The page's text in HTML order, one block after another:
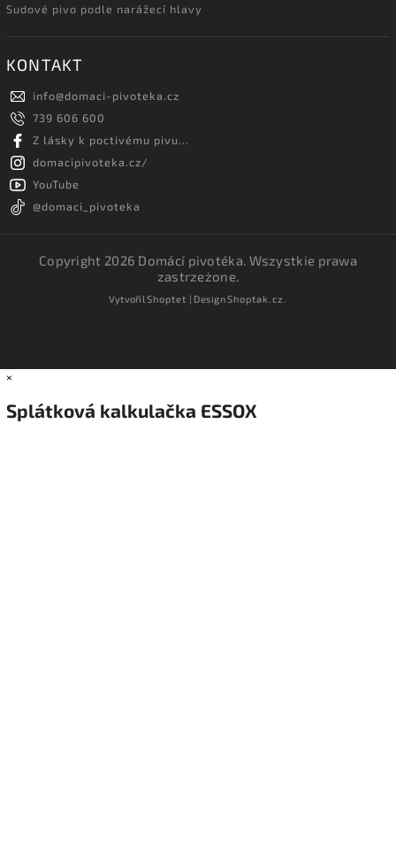
Sudové pivo podle narážecí hlavy
KONTAKT
info@domaci-pivoteka.cz
739 606 600
Z lásky k poctivému pivu...
domacipivoteka.cz/
YouTube
@domaci_pivoteka
Copyright 2026 Domácí pivotéka. Wszystkie prawa
zastrzeżone.
VytvořilShoptet | DesignShoptak.cz.
×
Splátková kalkulačka ESSOX